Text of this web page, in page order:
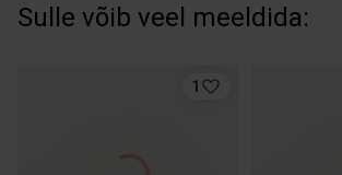
Sulle võib veel meeldida:
1